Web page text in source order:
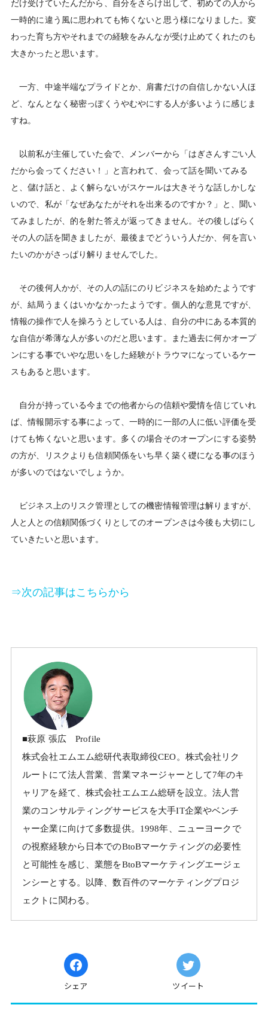
だけ受けていたんだから、自分をさらけ出して、初めての人から
一時的に違う風に思われても怖くないと思う様になりました。変
わった育ち方やそれまでの経験をみんなが受け止めてくれたのも
大きかったと思います。
一方、中途半端なプライドとか、肩書だけの自信しかない人ほ
ど、なんとなく秘密っぽくうやむやにする人が多いように感じま
すね。
以前私が主催していた会で、メンバーから「はぎさんすごい人
だから会ってください！」と言われて、会って話を聞いてみる
と、儲け話と、よく解らないがスケールは大きそうな話しかしな
いので、私が「なぜあなたがそれを出来るのですか？」と、聞い
てみましたが、的を射た答えが返ってきません。その後しばらく
その人の話を聞きましたが、最後までどういう人だか、何を言い
たいのかがさっぱり解りませんでした。
その後何人かが、その人の話にのりビジネスを始めたようです
が、結局うまくはいかなかったようです。個人的な意見ですが、
情報の操作で人を操ろうとしている人は、自分の中にある本質的
な自信が希薄な人が多いのだと思います。また過去に何かオープ
ンにする事でいやな思いをした経験がトラウマになっているケー
スもあると思います。
自分が持っている今までの他者からの信頼や愛情を信じていれ
ば、情報開示する事によって、一時的に一部の人に低い評価を受
けても怖くないと思います。多くの場合そのオープンにする姿勢
の方が、リスクよりも信頼関係をいち早く築く礎になる事のほう
が多いのではないでしょうか。
ビジネス上のリスク管理としての機密情報管理は解りますが、
人と人との信頼関係づくりとしてのオープンさは今後も大切にし
ていきたいと思います。
⇒次の記事はこちらから
■萩原 張広 Profile
株式会社エムエム総研代表取締役CEO。株式会社リク
ルートにて法人営業、営業マネージャーとして7年のキ
ャリアを経て、株式会社エムエム総研を設立。法人営
業のコンサルティングサービスを大手IT企業やベンチ
ャー企業に向けて多数提供。1998年、ニューヨークで
の視察経験から日本でのBtoBマーケティングの必要性
と可能性を感じ、業態をBtoBマーケティングエージェ
ンシーとする。以降、数百件のマーケティングプロジ
ェクトに関わる。
シェア ツイート